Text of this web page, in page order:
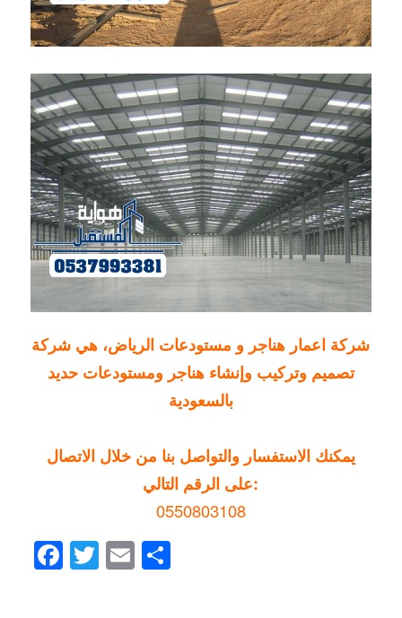
شركة اعمار هناجر و مستودعات الرياض، هي شركة
تصميم وتركيب وإنشاء هناجر ومستودعات حديد
بالسعودية
يمكنك الاستفسار والتواصل بنا من خلال الاتصال
على الرقم التالي:
0550803108
Facebook
Twitter
EmailShare